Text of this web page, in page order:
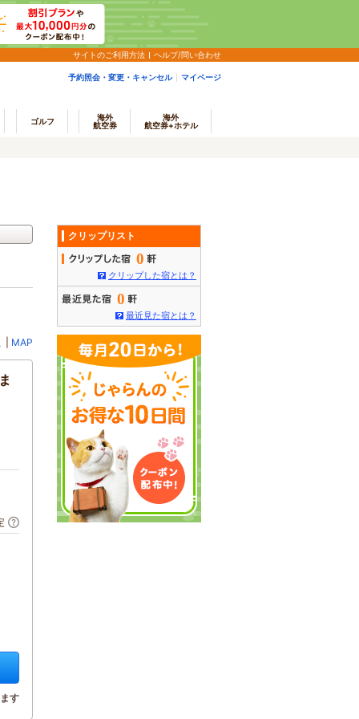
サイトのご利用方法 ヘルプ/問い合わせ
予約照会・変更・キャンセル マイページ
ゴルフ
海外
航空券
海外
航空券+ホテル
MAP
す
クリップリスト
0
クリップした宿とは？
0
最近見た宿とは？